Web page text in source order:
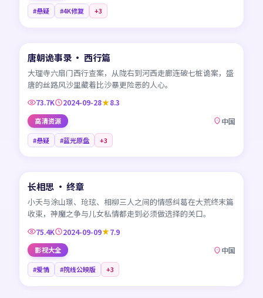
#悬疑 #4K修复 +3
CN
唐朝诡事录 · 西行篇
大理寺六扇门西行查案，从陇右到河西走廊连破七桩诡案，盛
唐的丝路风沙里藏着比沙暴更险恶的人心。
73.7K 2024-09-28 8.3
高清资源 中国
#悬疑 #蓝光原盘 +3
CN
长相思 · 终章
小夭与涂山璟、玱玹、相柳三人之间的情感纠葛在大荒终末篇
收束，神魔之争与儿女私情都走到必须做选择的关口。
75.4K 2024-09-09 7.9
影视大全 中国
#爱情 #院线公映版 +3